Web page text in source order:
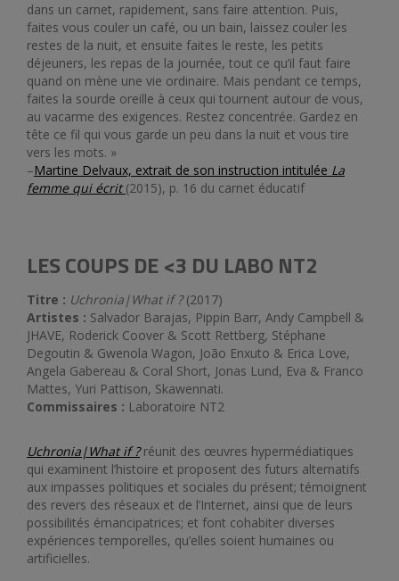
dans un carnet, rapidement, sans faire attention. Puis,
faites vous couler un café, ou un bain, laissez couler les
restes de la nuit, et ensuite faites le reste, les petits
déjeuners, les repas de la journée, tout ce qu’il faut faire
quand on mène une vie ordinaire. Mais pendant ce temps,
faites la sourde oreille à ceux qui tournent autour de vous,
au vacarme des exigences. Restez concentrée. Gardez en
tête ce fil qui vous garde un peu dans la nuit et vous tire
vers les mots. »
–Martine Delvaux, extrait de son instruction intitulée La
femme qui écrit(2015), p. 16 du carnet éducatif
LES COUPS DE <3 DU LABO NT2
Titre : Uchronia|What if ?(2017)
Artistes : Salvador Barajas, Pippin Barr, Andy Campbell &
JHAVE, Roderick Coover & Scott Rettberg, Stéphane
Degoutin & Gwenola Wagon, João Enxuto & Erica Love,
Angela Gabereau & Coral Short, Jonas Lund, Eva & Franco
Mattes, Yuri Pattison, Skawennati.
Commissaires : Laboratoire NT2
Uchronia|What if ?réunit des œuvres hypermédiatiques
qui examinent l’histoire et proposent des futurs alternatifs
aux impasses politiques et sociales du présent; témoignent
des revers des réseaux et de l’Internet, ainsi que de leurs
possibilités émancipatrices; et font cohabiter diverses
expériences temporelles, qu’elles soient humaines ou
artificielles.